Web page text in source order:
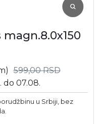
599,00RSD
do 07.08.
u Srbiji, bez